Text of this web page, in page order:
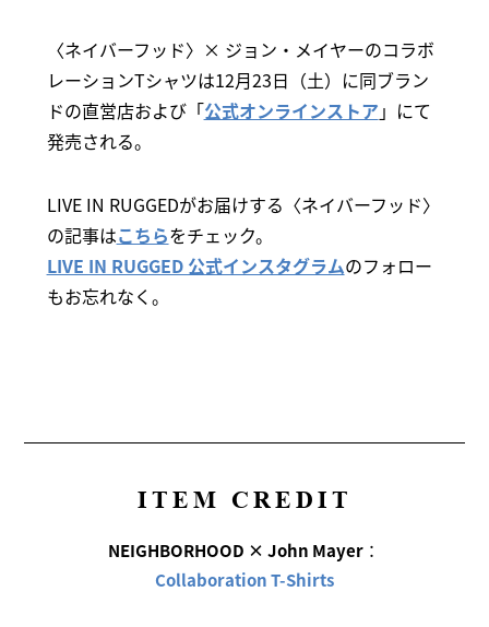
〈ネイバーフッド〉× ジョン・メイヤーのコラボ
レーションTシャツは12月23日（土）に同ブラン
ドの直営店および「公式オンラインストア 」にて
発売される。
LIVE IN RUGGEDがお届けする〈ネイバーフッド〉
の記事はこちらをチェック。
LIVE IN RUGGED 公式インスタグラムのフォロー
もお忘れなく。
ITEM CREDIT
NEIGHBORHOOD × John Mayer ：
Collaboration T-Shirts